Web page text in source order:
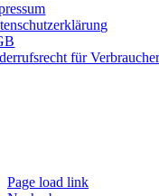
für
Page load link